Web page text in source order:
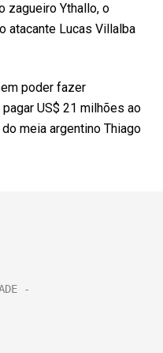
zagueiro Ythallo, o
atacante Lucas Villalba
poder fazer
US$ 21 milhões ao
meia argentino Thiago